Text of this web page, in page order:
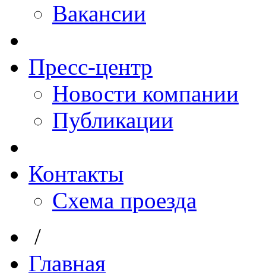
Вакансии
Пресс-центр
Новости компании
Публикации
Контакты
Схема проезда
/
Главная